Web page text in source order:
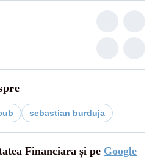
sebastian burduja
Financiara și pe Google